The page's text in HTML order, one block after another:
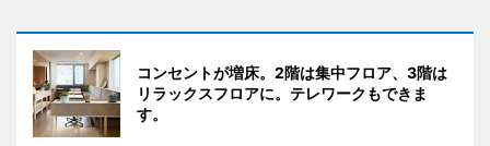
コンセントが増床。2階は集中フロア、3階は
リラックスフロアに。テレワークもできま
す。